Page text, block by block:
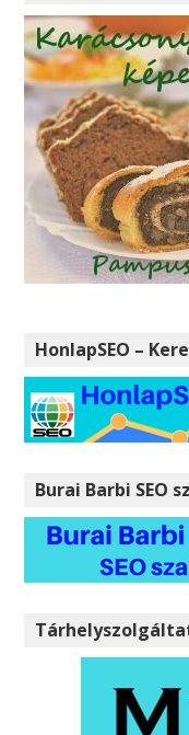
HonlapSEO –
Burai Barbi SEO